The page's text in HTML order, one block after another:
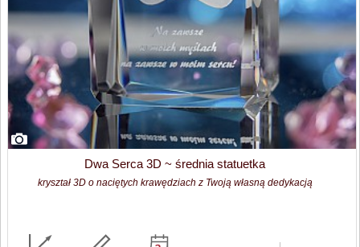
Dwa Serca 3D ~ średnia statuetka
kryształ 3D o naciętych krawędziach z Twoją własną dedykacją